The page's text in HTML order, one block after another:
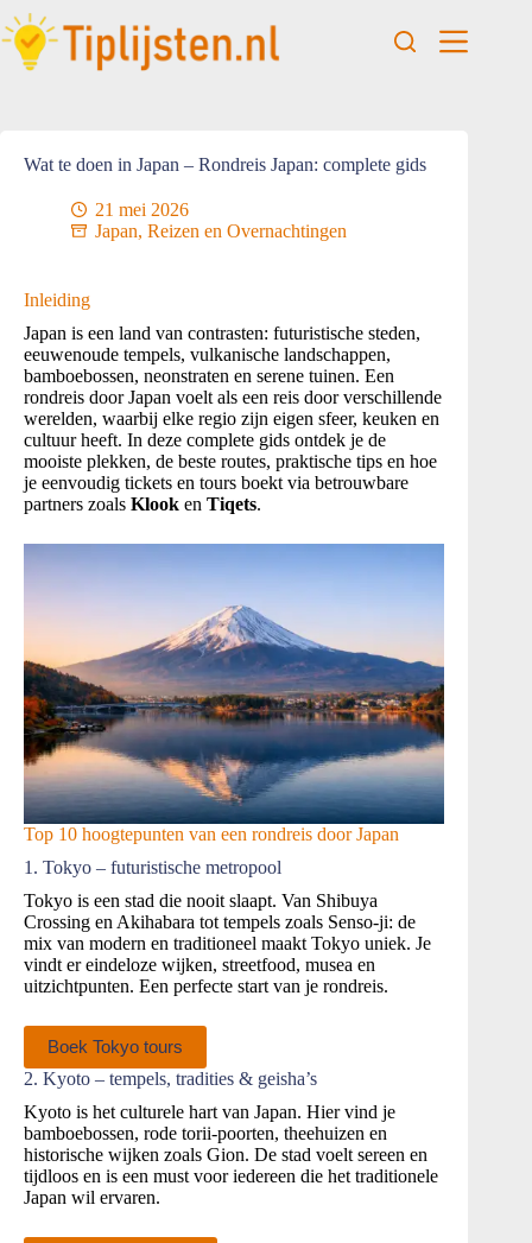
Wat te doen in Japan – Rondreis Japan: complete gids
21 mei 2026
Japan, Reizen en Overnachtingen
Inleiding
Japan is een land van contrasten: futuristische steden,
eeuwenoude tempels, vulkanische landschappen,
bamboebossen, neonstraten en serene tuinen. Een
rondreis door Japan voelt als een reis door verschillende
werelden, waarbij elke regio zijn eigen sfeer, keuken en
cultuur heeft. In deze complete gids ontdek je de
mooiste plekken, de beste routes, praktische tips en hoe
je eenvoudig tickets en tours boekt via betrouwbare
partners zoals Klook en Tiqets.
Top 10 hoogtepunten van een rondreis door Japan
1. Tokyo – futuristische metropool
Tokyo is een stad die nooit slaapt. Van Shibuya
Crossing en Akihabara tot tempels zoals Senso‑ji: de
mix van modern en traditioneel maakt Tokyo uniek. Je
vindt er eindeloze wijken, streetfood, musea en
uitzichtpunten. Een perfecte start van je rondreis.
Boek Tokyo tours
2. Kyoto – tempels, tradities & geisha’s
Kyoto is het culturele hart van Japan. Hier vind je
bamboebossen, rode torii‑poorten, theehuizen en
historische wijken zoals Gion. De stad voelt sereen en
tijdloos en is een must voor iedereen die het traditionele
Japan wil ervaren.